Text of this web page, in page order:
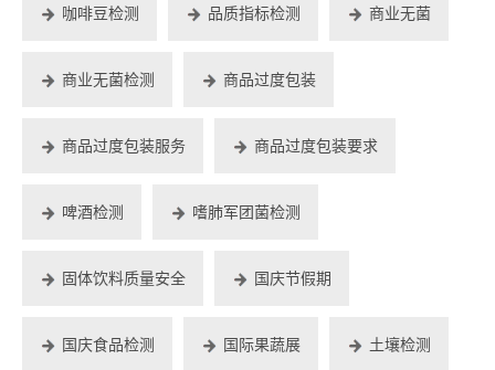
咖啡豆检测 品质指标检测 商业无菌
商业无菌检测 商品过度包装
商品过度包装服务 商品过度包装要求
啤酒检测 嗜肺军团菌检测
固体饮料质量安全 国庆节假期
国庆食品检测 国际果蔬展 土壤检测